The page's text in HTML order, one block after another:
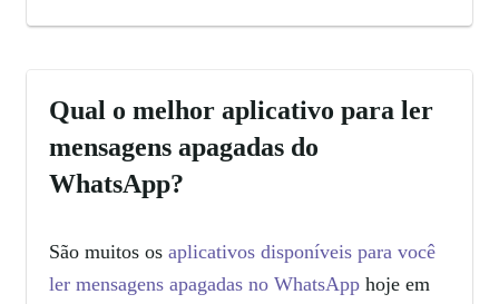
Qual o melhor aplicativo para ler
mensagens apagadas do
WhatsApp?
São muitos osaplicativos disponíveis para você
ler mensagens apagadas no WhatsApp hoje em